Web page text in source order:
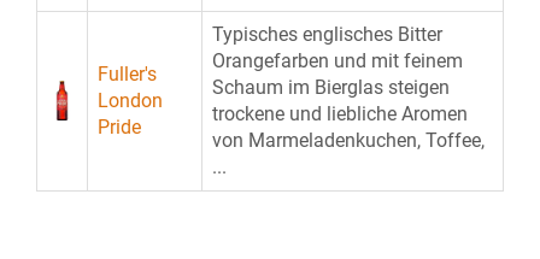
Fuller's
London
Pride
Typisches englisches Bitter
Orangefarben und mit feinem
Schaum im Bierglas steigen
trockene und liebliche Aromen
von Marmeladenkuchen, Toffee,
...